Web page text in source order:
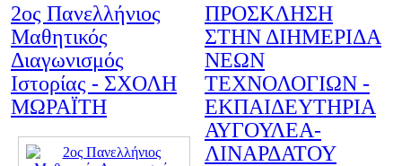
2ος Πανελλήνιος
Μαθητικός
Διαγωνισμός
Ιστορίας - ΣΧΟΛΗ
ΜΩΡΑΪΤΗ
ΠΡΟΣΚΛΗΣΗ
ΣΤΗΝ ΔΙΗΜΕΡΙΔΑ
ΝΕΩΝ
ΤΕΧΝΟΛΟΓΙΩΝ -
ΕΚΠΑΙΔΕΥΤΗΡΙΑ
ΑΥΓΟΥΛΕΑ-
ΛΙΝΑΡΔΑΤΟΥ